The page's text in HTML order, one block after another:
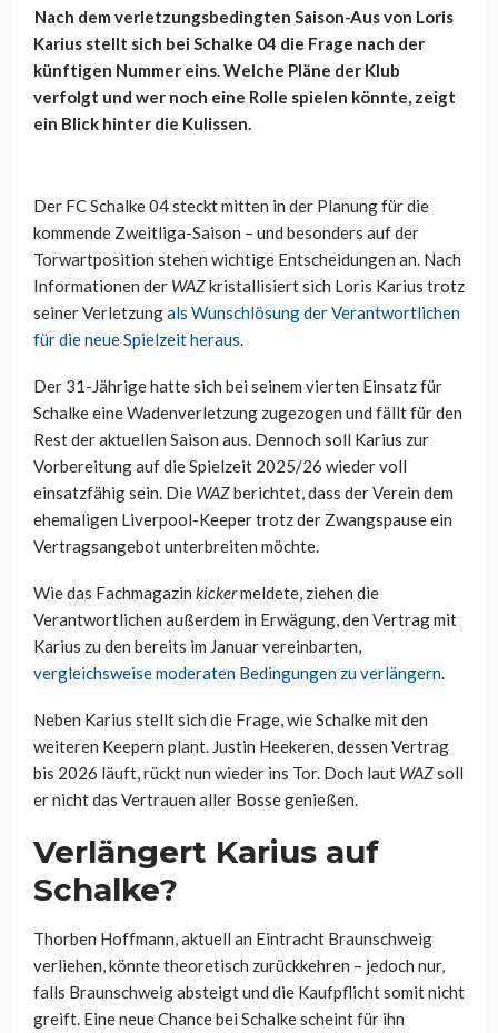
Nach dem verletzungsbedingten Saison-Aus von Loris
Karius stellt sich bei Schalke 04 die Frage nach der
künftigen Nummer eins. Welche Pläne der Klub
verfolgt und wer noch eine Rolle spielen könnte, zeigt
ein Blick hinter die Kulissen.
Der FC Schalke 04 steckt mitten in der Planung für die
kommende Zweitliga-Saison – und besonders auf der
Torwartposition stehen wichtige Entscheidungen an. Nach
Informationen der WAZkristallisiert sich Loris Karius trotz
seiner Verletzungals Wunschlösung der Verantwortlichen
für die neue Spielzeit heraus.
Der 31-Jährige hatte sich bei seinem vierten Einsatz für
Schalke eine Wadenverletzung zugezogen und fällt für den
Rest der aktuellen Saison aus. Dennoch soll Karius zur
Vorbereitung auf die Spielzeit 2025/26 wieder voll
einsatzfähig sein. Die WAZberichtet, dass der Verein dem
ehemaligen Liverpool-Keeper trotz der Zwangspause ein
Vertragsangebot unterbreiten möchte.
Wie das Fachmagazin kickermeldete, ziehen die
Verantwortlichen außerdem in Erwägung, den Vertrag mit
Karius zu den bereits im Januar vereinbarten,
vergleichsweise moderaten Bedingungen zu verlängern.
Neben Karius stellt sich die Frage, wie Schalke mit den
weiteren Keepern plant. Justin Heekeren, dessen Vertrag
bis 2026 läuft, rückt nun wieder ins Tor. Doch laut WAZsoll
er nicht das Vertrauen aller Bosse genießen.
Verlängert Karius auf
Schalke?
Thorben Hoffmann, aktuell an Eintracht Braunschweig
verliehen, könnte theoretisch zurückkehren – jedoch nur,
falls Braunschweig absteigt und die Kaufpflicht somit nicht
greift. Eine neue Chance bei Schalke scheint für ihn